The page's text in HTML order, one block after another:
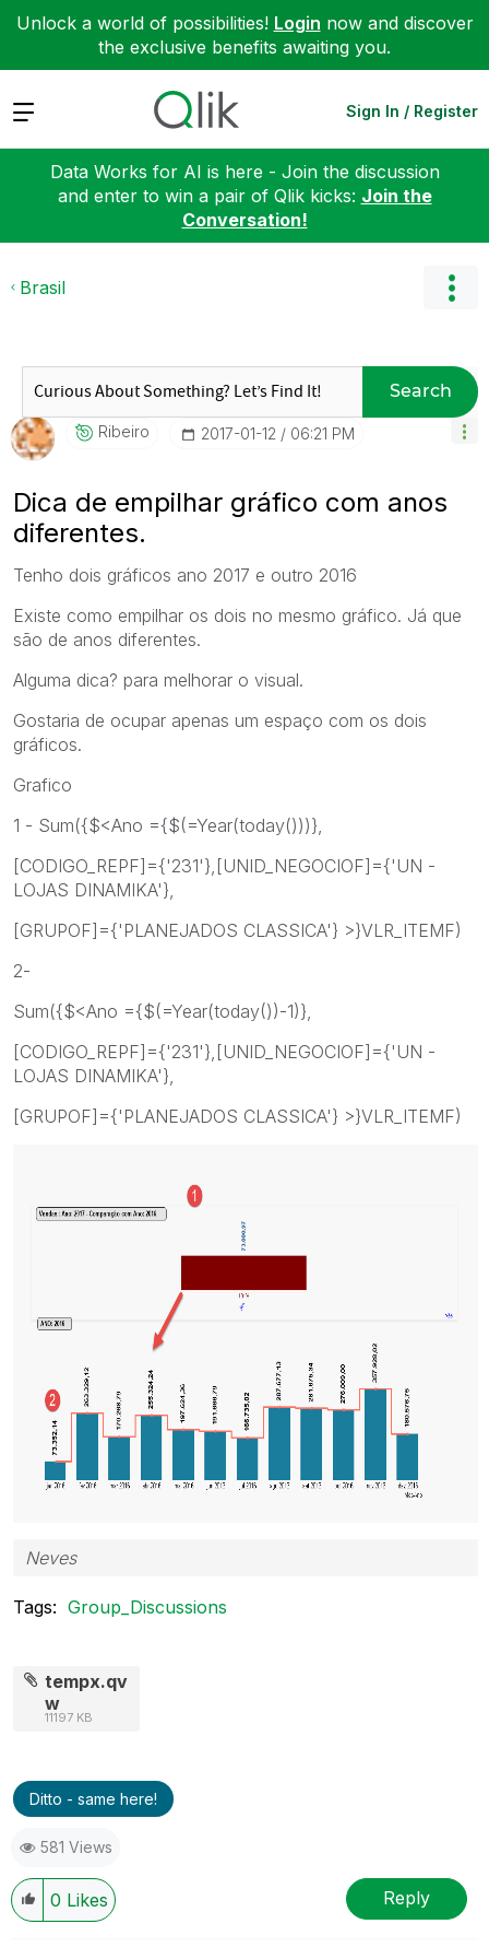
Unlock a world of possibilities! Login now and discover
the exclusive benefits awaiting you.
Expand Sign In / Register
Data Works for AI is here - Join the discussion
and enter to win a pair of Qlik kicks: Join the
Conversation!
Brasil
Search
Ribeiro ‎2017-01-12 06:21 PM
Dica de empilhar gráfico com anos
diferentes.
Tenho dois gráficos ano 2017 e outro 2016
Existe como empilhar os dois no mesmo gráfico. Já que
são de anos diferentes.
Alguma dica? para melhorar o visual.
Gostaria de ocupar apenas um espaço com os dois
gráficos.
Grafico
1 - Sum({$<Ano ={$(=Year(today()))},
[CODIGO_REPF]={'231'},[UNID_NEGOCIOF]={'UN -
LOJAS DINAMIKA'},
[GRUPOF]={'PLANEJADOS CLASSICA'} >}VLR_ITEMF)
2-
Sum({$<Ano ={$(=Year(today())-1)},
[CODIGO_REPF]={'231'},[UNID_NEGOCIOF]={'UN -
LOJAS DINAMIKA'},
[GRUPOF]={'PLANEJADOS CLASSICA'} >}VLR_ITEMF)
Neves
Tags: Group_Discussions
tempx.qv
w
11197 KB
Ditto - same here!
581 Views
0 Likes Reply